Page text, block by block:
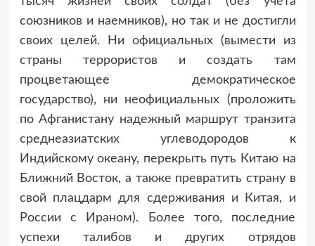
союзников и наемников), но так и не достигли
своих целей. Ни официальных (вымести из
страны террористов и создать там
процветающее демократическое
государство), ни неофициальных (проложить
по Афганистану надежный маршрут транзита
среднеазиатских углеводородов к
Индийскому океану, перекрыть путь Китаю на
Ближний Восток, а также превратить страну в
свой плацдарм для сдерживания и Китая, и
России с Ираном). Более того, последние
успехи талибов и других отрядов